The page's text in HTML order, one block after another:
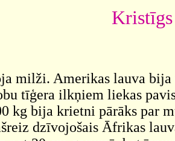
milži. Amerikas lauva
tīģera ilkņiem liekas
kg bija krietni pārāks
dzīvojošais Āfrikas